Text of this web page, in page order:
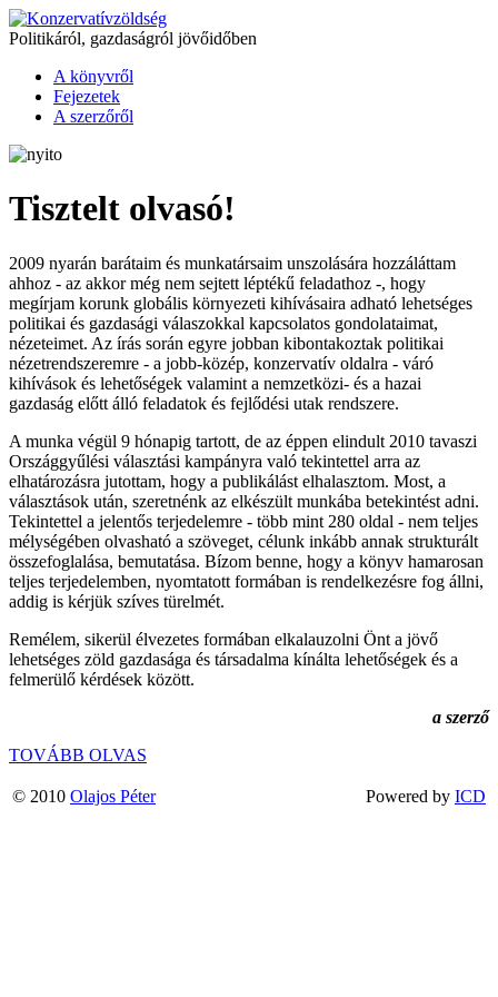
Politikáról, gazdaságról jövőidőben
A könyvről
Fejezetek
A szerzőről
Tisztelt olvasó!
2009 nyarán barátaim és munkatársaim unszolására hozzáláttam
ahhoz - az akkor még nem sejtett léptékű feladathoz -, hogy
megírjam korunk globális környezeti kihívásaira adható lehetséges
politikai és gazdasági válaszokkal kapcsolatos gondolataimat,
nézeteimet. Az írás során egyre jobban kibontakoztak politikai
nézetrendszeremre - a jobb-közép, konzervatív oldalra - váró
kihívások és lehetőségek valamint a nemzetközi- és a hazai
gazdaság előtt álló feladatok és fejlődési utak rendszere.
A munka végül 9 hónapig tartott, de az éppen elindult 2010 tavaszi
Országgyűlési választási kampányra való tekintettel arra az
elhatározásra jutottam, hogy a publikálást elhalasztom. Most, a
választások után, szeretnénk az elkészült munkába betekintést adni.
Tekintettel a jelentős terjedelemre - több mint 280 oldal - nem teljes
mélységében olvasható a szöveget, célunk inkább annak strukturált
összefoglalása, bemutatása. Bízom benne, hogy a könyv hamarosan
teljes terjedelemben, nyomtatott formában is rendelkezésre fog állni,
addig is kérjük szíves türelmét.
Remélem, sikerül élvezetes formában elkalauzolni Önt a jövő
lehetséges zöld gazdasága és társadalma kínálta lehetőségek és a
felmerülő kérdések között.
a szerző
TOVÁBB OLVAS
© 2010 Olajos Péter Powered by ICD